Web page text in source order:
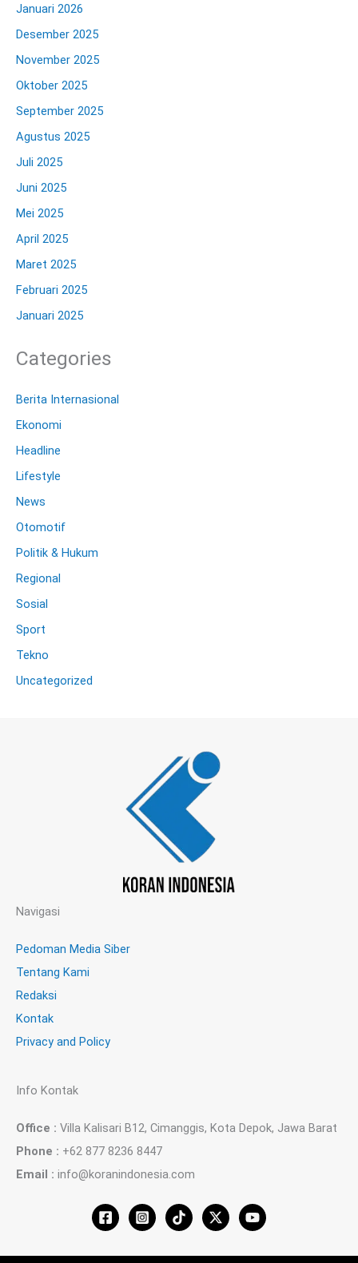
Januari 2026
Desember 2025
November 2025
Oktober 2025
September 2025
Agustus 2025
Juli 2025
Juni 2025
Mei 2025
April 2025
Maret 2025
Februari 2025
Januari 2025
Categories
Berita Internasional
Ekonomi
Headline
Lifestyle
News
Otomotif
Politik & Hukum
Regional
Sosial
Sport
Tekno
Uncategorized
Navigasi
Pedoman Media Siber
Tentang Kami
Redaksi
Kontak
Privacy and Policy
Info Kontak
Office : Villa Kalisari B12, Cimanggis, Kota Depok, Jawa Barat
Phone : +62 877 8236 8447
Email : info@koranindonesia.com